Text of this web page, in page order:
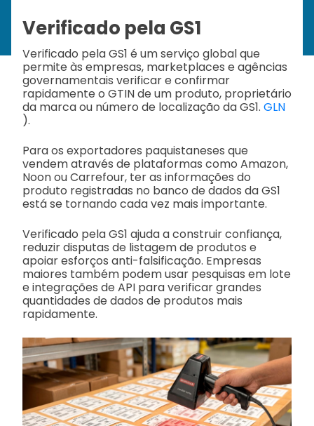
Verificado pela GS1
Verificado pela GS1 é um serviço global que
permite às empresas, marketplaces e agências
governamentais verificar e confirmar
rapidamente o GTIN de um produto, proprietário
da marca ou número de localização da GS1. GLN
).
Para os exportadores paquistaneses que
vendem através de plataformas como Amazon,
Noon ou Carrefour, ter as informações do
produto registradas no banco de dados da GS1
está se tornando cada vez mais importante.
Verificado pela GS1 ajuda a construir confiança,
reduzir disputas de listagem de produtos e
apoiar esforços anti-falsificação. Empresas
maiores também podem usar pesquisas em lote
e integrações de API para verificar grandes
quantidades de dados de produtos mais
rapidamente.